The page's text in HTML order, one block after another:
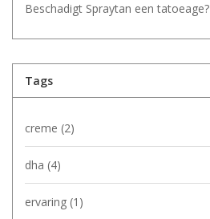
Beschadigt Spraytan een tatoeage?
Tags
creme (2)
dha (4)
ervaring (1)